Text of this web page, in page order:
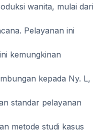
wanita, mulai dari
Pelayanan ini
kemungkinan
kepada Ny. L,
standar pelayanan
metode studi kasus